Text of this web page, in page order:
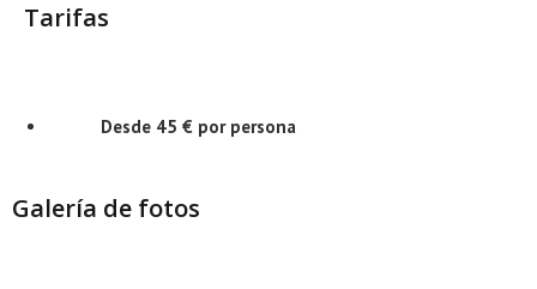
Tarifas
Desde 45 € por persona
Galería de fotos